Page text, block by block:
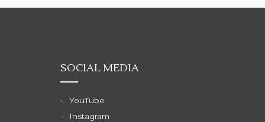
SOCIAL MEDIA
YouTube
Instagram